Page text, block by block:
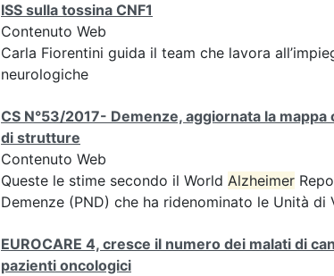
ISS sulla tossina CNF1
Contenuto Web
Carla Fiorentini guida il team che lavora
neurologiche
CS N°53/2017- Demenze, aggiornata la
di strutture
Contenuto Web
Queste le stime secondo il World Alzheimer
Demenze (PND) che ha ridenominato le Unità di
EUROCARE 4, cresce il numero dei malati di
pazienti oncologici